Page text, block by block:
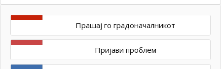
Прашај го градоначалникот
Пријави проблем